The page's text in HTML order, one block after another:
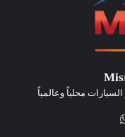
محلياً وعالمياً